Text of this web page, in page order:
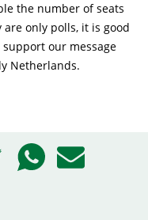
the number of seats
only polls, it is good
our message
Netherlands.